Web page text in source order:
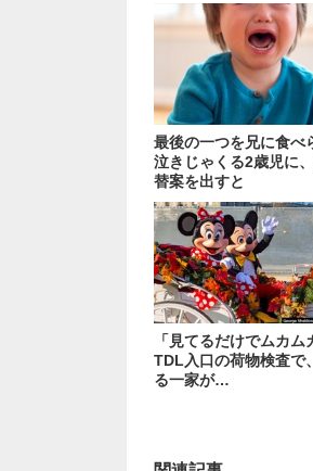
最後の一つを兄に食べ
泣きじゃくる2歳児に
替案を出すと
「見てるだけでムカム
TDL入口の荷物検査で
る一家が…